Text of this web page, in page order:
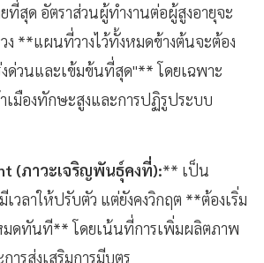
ที่สุด อัตราส่วนผู้ทำงานต่อผู้สูงอายุจะ
ง **แผนที่วางไว้ทั้งหมดข้างต้นจะต้อง
งด่วนและเข้มข้นที่สุด"** โดยเฉพาะ
เมืองทักษะสูงและการปฏิรูประบบ
(ภาวะเจริญพันธุ์คงที่):** เป็น
วลาให้ปรับตัว แต่ยังคงวิกฤต **ต้องเริ่ม
มดทันที** โดยเน้นที่การเพิ่มผลิตภาพ
รส่งเสริมการมีบุตร